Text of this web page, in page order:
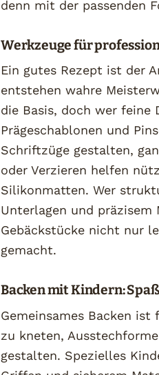
denn mit der passenden
Werkzeuge für
Ein gutes Rezept ist der
entstehen wahre
die Basis, doch wer
Prägeschablonen und
Schriftzüge gestalten,
oder Verzieren helfen
Silikonmatten. Wer
Unterlagen und präzisem
Gebäckstücke nicht nur
gemacht.
Backen mit Kindern:
Gemeinsames Backen
zu kneten,
gestalten. Spezielles